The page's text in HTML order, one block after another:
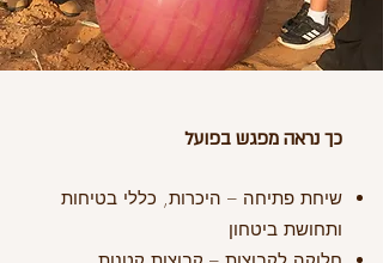
כך נראה מפגש בפועל
שיחת פתיחה – היכרות, כללי בטיחות
ותחושת ביטחון